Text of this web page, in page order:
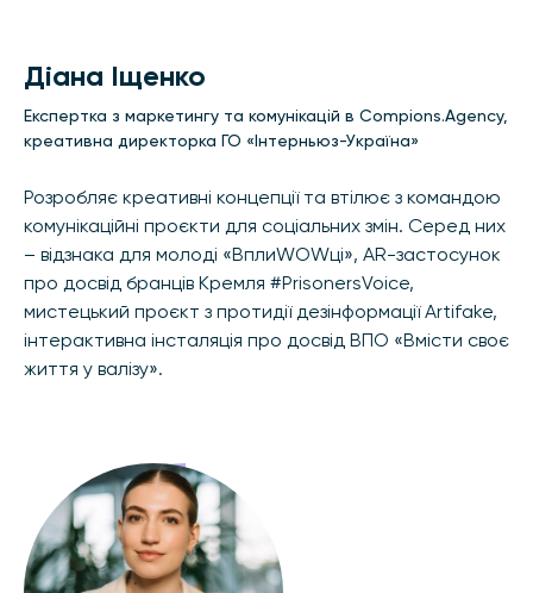
Діана Іщенко
Експертка з маркетингу та комунікацій в Compions.Agency,
креативна директорка ГО «Інтерньюз-Україна»
Розробляє креативні концепції та втілює з командою
комунікаційні проєкти для соціальних змін. Серед них
– відзнака для молоді «ВплиWOWці», AR-застосунок
про досвід бранців Кремля #PrisonersVoice,
мистецький проєкт з протидії дезінформації Artifake,
інтерактивна інсталяція про досвід ВПО «Вмісти своє
життя у валізу».